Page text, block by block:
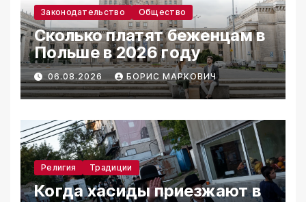
Законодательство Общество
Сколько платят беженцам в
Польше в 2026 году
06.08.2026 БОРИС МАРКОВИЧ
Религия Традиции
Когда хасиды приезжают в